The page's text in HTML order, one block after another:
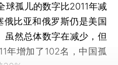
孤儿的数字比2011年减
比亚和俄罗斯仍是美国
虽然总体数字在减少，但
年增加了102名，中国孤